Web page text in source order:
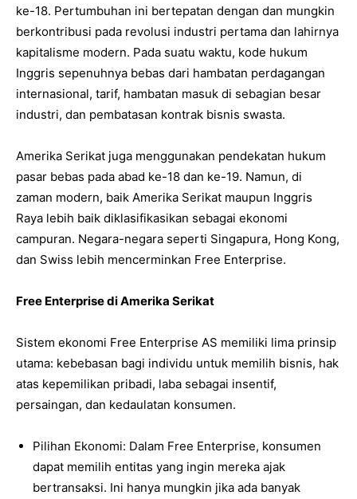
ke-18. Pertumbuhan ini bertepatan dengan dan mungkin
berkontribusi pada revolusi industri pertama dan lahirnya
kapitalisme modern. Pada suatu waktu, kode hukum
Inggris sepenuhnya bebas dari hambatan perdagangan
internasional, tarif, hambatan masuk di sebagian besar
industri, dan pembatasan kontrak bisnis swasta.
Amerika Serikat juga menggunakan pendekatan hukum
pasar bebas pada abad ke-18 dan ke-19. Namun, di
zaman modern, baik Amerika Serikat maupun Inggris
Raya lebih baik diklasifikasikan sebagai ekonomi
campuran. Negara-negara seperti Singapura, Hong Kong,
dan Swiss lebih mencerminkan Free Enterprise.
Free Enterprise di Amerika Serikat
Sistem ekonomi Free Enterprise AS memiliki lima prinsip
utama: kebebasan bagi individu untuk memilih bisnis, hak
atas kepemilikan pribadi, laba sebagai insentif,
persaingan, dan kedaulatan konsumen.
Pilihan Ekonomi: Dalam Free Enterprise, konsumen
dapat memilih entitas yang ingin mereka ajak
bertransaksi. Ini hanya mungkin jika ada banyak